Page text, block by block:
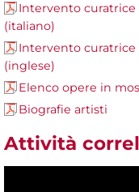
Intervento curatrice
(italiano)
Intervento curatrice
(inglese)
Elenco opere in
Biografie artisti
Attività